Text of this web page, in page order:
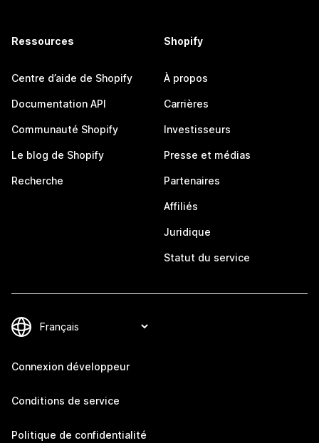
Ressources
Centre d’aide de Shopify
Documentation API
Communauté Shopify
Le blog de Shopify
Recherche
Shopify
À propos
Carrières
Investisseurs
Presse et médias
Partenaires
Affiliés
Juridique
Statut du service
Connexion développeur
Conditions de service
Politique de confidentialité